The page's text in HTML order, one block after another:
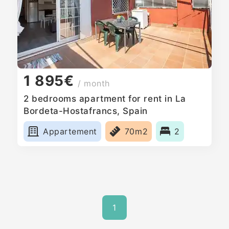
1 895€ / month
2 bedrooms apartment for rent in La
Bordeta-Hostafrancs, Spain
Appartement
70m2 2
1